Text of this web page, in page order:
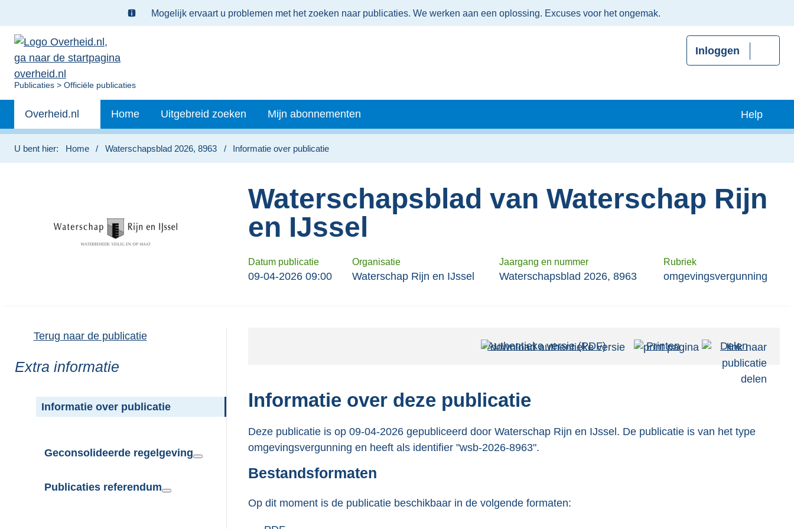
Ter
informatie:
Mogelijk ervaart u problemen met het zoeken naar publicaties. We werken aan een oplossing. Excuses voor het ongemak.
U
Publicaties Officiële publicaties
Inloggen
Primaire
navigatie
Andere
sites
binnen
Overheid.nl Home Uitgebreid zoeken Mijn abonnementen Help
U bent hier: Home Waterschapsblad 2026, 8963 Informatie over publicatie
Waterschapsblad van Waterschap Rijn
en IJssel
Datum publicatie Organisatie Jaargang en nummer Rubriek
09-04-2026 09:00 Waterschap Rijn en IJssel Waterschapsblad 2026, 8963 omgevingsvergunning
Terug naar de publicatie
Toon
van:
Extra informatie
Informatie over publicatie
Geconsolideerde regelgeving
Publicaties referendum
Authentieke versie (PDF)b
Printen Delen
Informatie over deze publicatie
Deze publicatie is op 09-04-2026 gepubliceerd door Waterschap Rijn en IJssel. De publicatie is van het type
omgevingsvergunning en heeft als identifier "wsb-2026-8963".
Bestandsformaten
Op dit moment is de publicatie beschikbaar in de volgende formaten: